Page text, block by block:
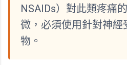
NSAIDs）對此類疼痛
微，必須使用針對神經
物。